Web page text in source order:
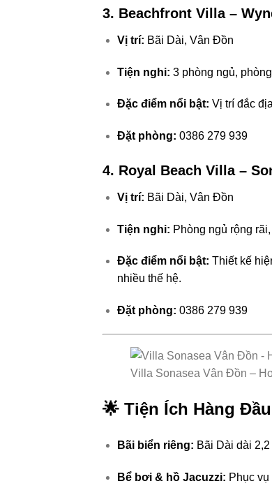
3. Beachfront Villa –
Vị trí: Bãi Dài, Vân Đồn
Tiện nghi: 3 phòng ngủ,
Đặc điểm nổi bật: Vị trí đắc
Đặt phòng: 0386 279 939
4. Royal Beach Villa –
Vị trí: Bãi Dài, Vân Đồn
Tiện nghi: Phòng ngủ rộng
Đặc điểm nổi bật: Thiết kế
nhiều thế hệ.
Đặt phòng: 0386 279 939
Villa Sonasea Vân Đồn –
🌟 Tiện Ích Hàng
Bãi biển riêng: Bãi Dài dài
Bể bơi & hồ Jacuzzi: Phục